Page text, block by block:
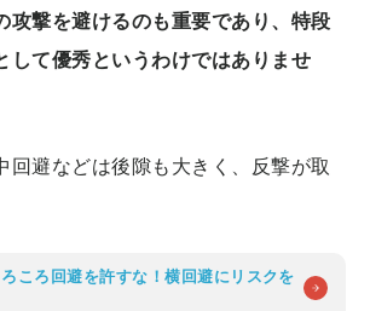
攻撃を避けるのも重要であり、特段
して優秀というわけではありませ
回避などは後隙も大きく、反撃が取
ろころ回避を許すな！横回避にリスクを